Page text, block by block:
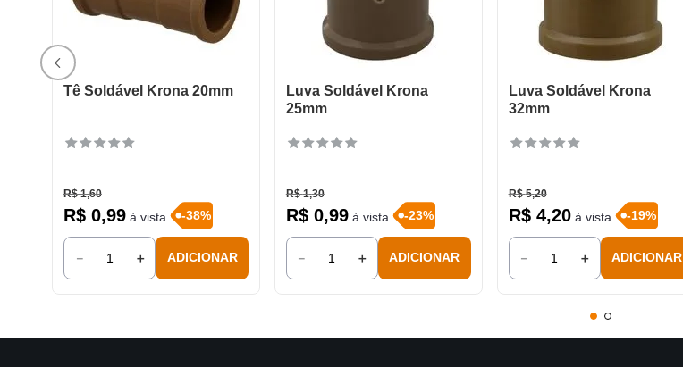
Tê Soldável Krona 20mm
R$ 1,60
R$ 0,99à vista -38%
＋
－ ADICIONAR
Luva Soldável Krona
25mm
R$ 1,30
R$ 0,99à vista -23%
＋
－ ADICIONAR
Luva Soldável Krona
32mm
R$ 5,20
R$ 4,20à vista -19%
＋
－ ADICIONAR